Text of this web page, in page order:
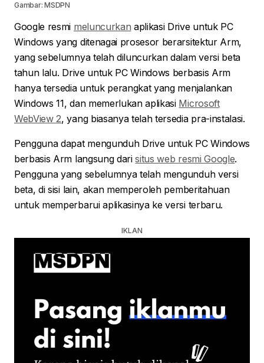
Gambar: MSDPN
Google resmi meluncurkan aplikasi Drive untuk PC
Windows yang ditenagai prosesor berarsitektur Arm,
yang sebelumnya telah diluncurkan dalam versi beta
tahun lalu. Drive untuk PC Windows berbasis Arm
hanya tersedia untuk perangkat yang menjalankan
Windows 11, dan memerlukan aplikasi Microsoft
WebView 2, yang biasanya telah tersedia pra-instalasi.
Pengguna dapat mengunduh Drive untuk PC Windows
berbasis Arm langsung darisitus web resmi Google.
Pengguna yang sebelumnya telah mengunduh versi
beta, di sisi lain, akan memperoleh pemberitahuan
untuk memperbarui aplikasinya ke versi terbaru.